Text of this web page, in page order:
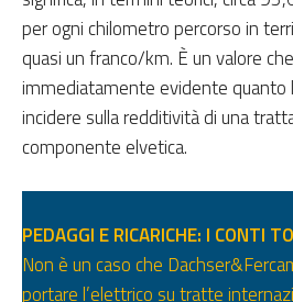
per ogni chilometro percorso in
quasi un franco/km. È un valore
immediatamente evidente quanto
incidere sulla redditività di una
componente elvetica.
PEDAGGI E RICARICHE: I CONTI
Non è un caso che
portare l’elettrico su tratte